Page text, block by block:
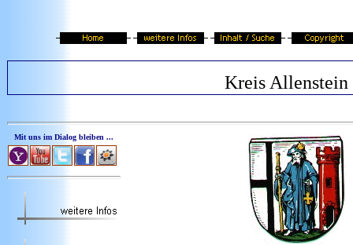
Kreis Allenstein
Mit uns im Dialog bleiben ...